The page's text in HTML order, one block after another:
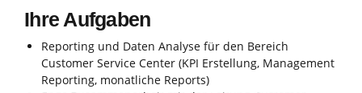
Ihre Aufgaben
Reporting und Daten Analyse für den Bereich
Customer Service Center (KPI Erstellung, Management
Reporting, monatliche Reports)